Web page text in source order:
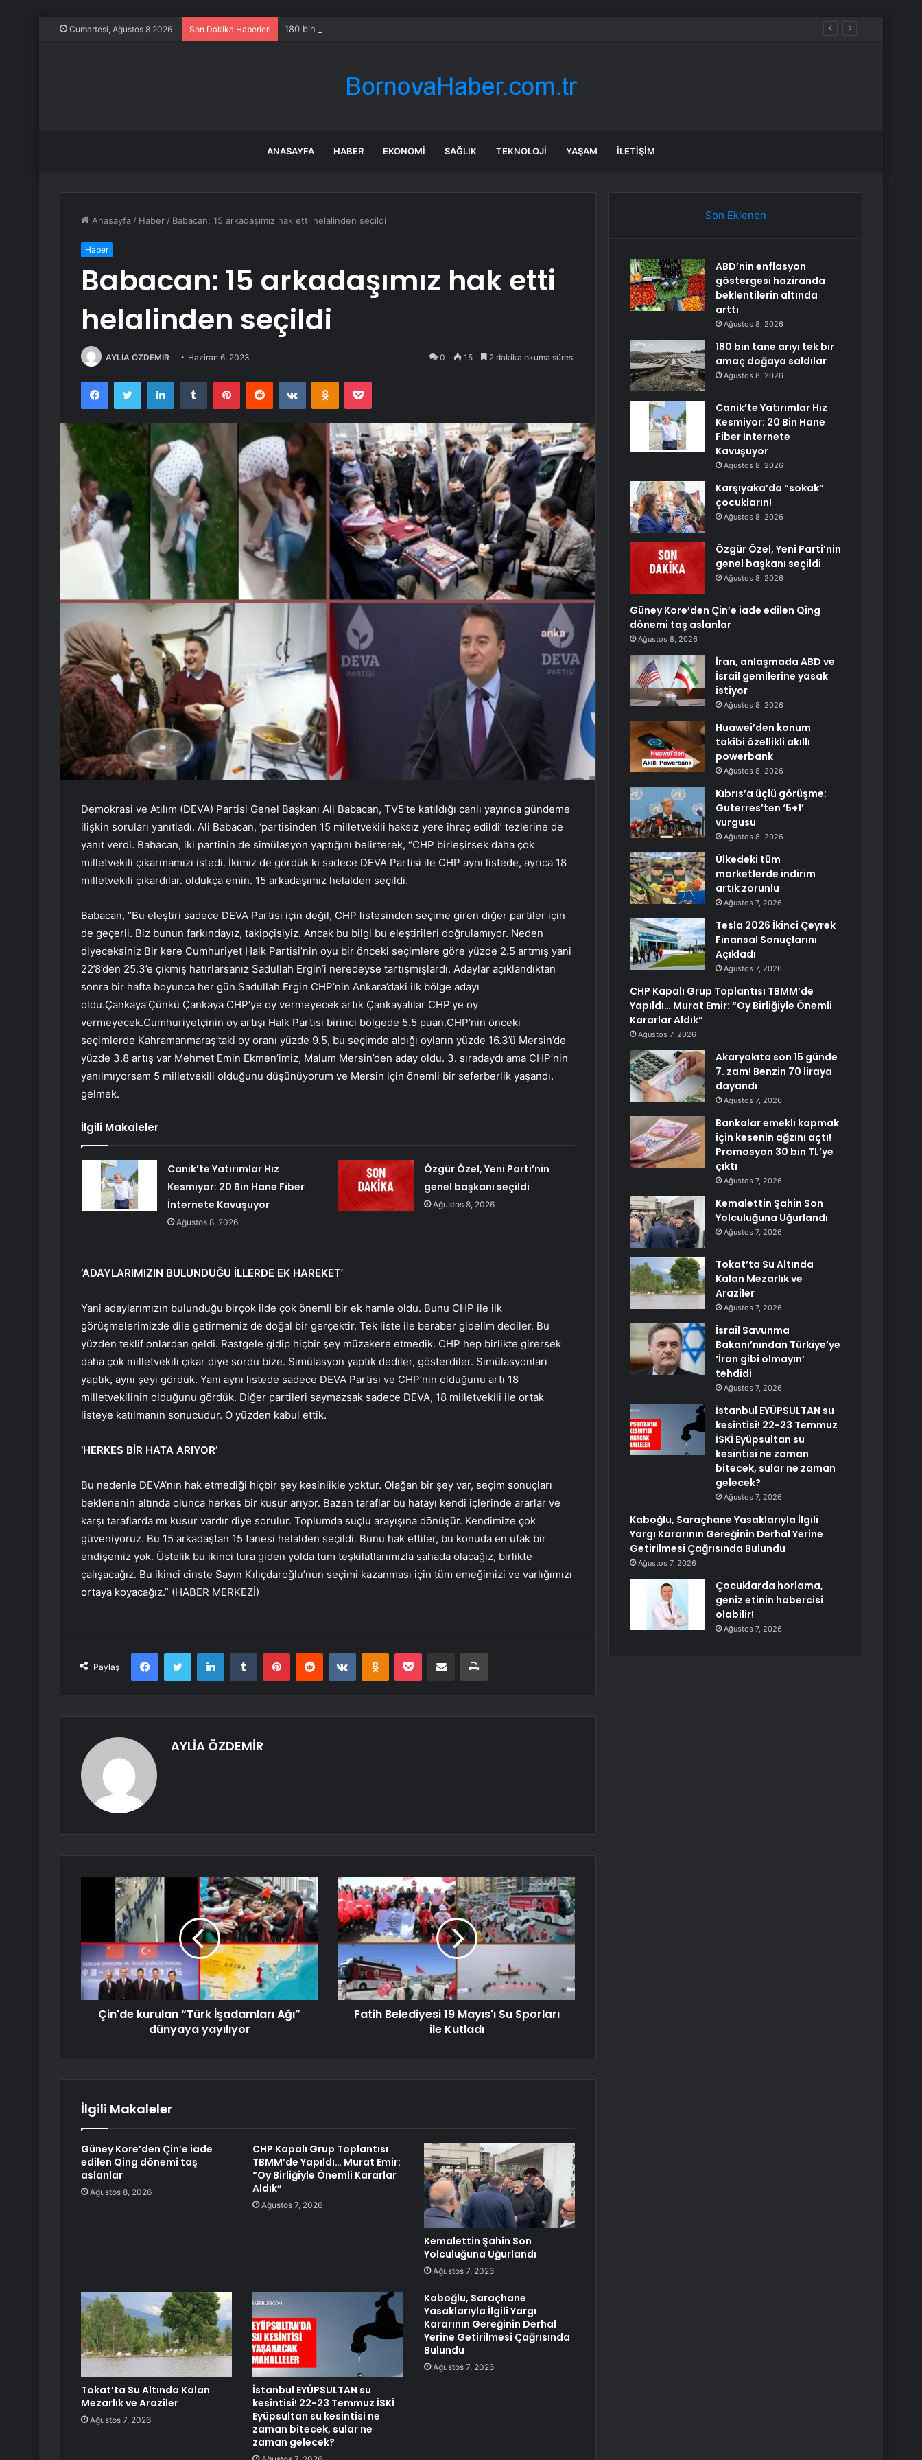
Cumartesi, Ağustos 8 2026 Son Dakika Haberleri 180 bin tane arıyı tek bir amaç doğaya saldılar
ANASAYFA HABER EKONOMI SAĞLIK TEKNOLOJI YAŞAM İLETIŞIM
Anasayfa / Haber / Babacan: 15 arkadaşımız hak etti helalinden seçildi
Haber
Babacan: 15 arkadaşımız hak etti
helalinden seçildi
AYLİA ÖZDEMİR Haziran 6, 2023 0 15 2 dakika okuma süresi
FacebookTwitter LinkedInTumblr PinterestReddit VKontakteOdnoklassniki
Pocket
Demokrasi ve Atılım (DEVA) Partisi Genel Başkanı Ali Babacan, TV5’te katıldığı canlı yayında gündeme
ilişkin soruları yanıtladı. Ali Babacan, ‘partisinden 15 milletvekili haksız yere ihraç edildi’ tezlerine de
yanıt verdi. Babacan, iki partinin de simülasyon yaptığını belirterek, “CHP birleşirsek daha çok
milletvekili çıkarmamızı istedi. İkimiz de gördük ki sadece DEVA Partisi ile CHP aynı listede, ayrıca 18
milletvekili çıkardılar. oldukça emin. 15 arkadaşımız helalden seçildi.
Babacan, “Bu eleştiri sadece DEVA Partisi için değil, CHP listesinden seçime giren diğer partiler için
de geçerli. Biz bunun farkındayız, takipçisiyiz. Ancak bu bilgi bu eleştirileri doğrulamıyor. Neden
diyeceksiniz Bir kere Cumhuriyet Halk Partisi’nin oyu bir önceki seçimlere göre yüzde 2.5 artmış yani
22’8’den 25.3’e çıkmış hatırlarsanız Sadullah Ergin’i neredeyse tartışmışlardı. Adaylar açıklandıktan
sonra bir hafta boyunca her gün.Sadullah Ergin CHP’nin Ankara’daki ilk bölge adayı
oldu.Çankaya’Çünkü Çankaya CHP’ye oy vermeyecek artık Çankayalılar CHP’ye oy
vermeyecek.Cumhuriyetçinin oy artışı Halk Partisi birinci bölgede 5.5 puan.CHP’nin önceki
seçimlerde Kahramanmaraş’taki oy oranı yüzde 9.5, bu seçimde aldığı oyların yüzde 16.3’ü Mersin’de
yüzde 3.8 artış var Mehmet Emin Ekmen’imiz, Malum Mersin’den aday oldu. 3. sıradaydı ama CHP’nin
yanılmıyorsam 5 milletvekili olduğunu düşünüyorum ve Mersin için önemli bir seferberlik yaşandı.
gelmek.
İlgili Makaleler
Canik’te Yatırımlar Hız
Kesmiyor: 20 Bin Hane Fiber
İnternete Kavuşuyor
Ağustos 8, 2026
Özgür Özel, Yeni Parti’nin
genel başkanı seçildi
Ağustos 8, 2026
‘ADAYLARIMIZIN BULUNDUĞU İLLERDE EK HAREKET’
Yani adaylarımızın bulunduğu birçok ilde çok önemli bir ek hamle oldu. Bunu CHP ile ilk
görüşmelerimizde dile getirmemiz de doğal bir gerçektir. Tek liste ile beraber gidelim dediler. Bu
yüzden teklif onlardan geldi. Rastgele gidip hiçbir şey müzakere etmedik. CHP hep birlikte girersek
daha çok milletvekili çıkar diye sordu bize. Simülasyon yaptık dediler, gösterdiler. Simülasyonları
yaptık, aynı şeyi gördük. Yani aynı listede sadece DEVA Partisi ve CHP’nin olduğunu artı 18
milletvekilinin olduğunu gördük. Diğer partileri saymazsak sadece DEVA, 18 milletvekili ile ortak
listeye katılmanın sonucudur. O yüzden kabul ettik.
‘HERKES BİR HATA ARIYOR’
Bu nedenle DEVA’nın hak etmediği hiçbir şey kesinlikle yoktur. Olağan bir şey var, seçim sonuçları
beklenenin altında olunca herkes bir kusur arıyor. Bazen taraflar bu hatayı kendi içlerinde ararlar ve
karşı taraflarda mı kusur vardır diye sorulur. Toplumda suçlu arayışına dönüşür. Kendimize çok
güveniyoruz. Bu 15 arkadaştan 15 tanesi helalden seçildi. Bunu hak ettiler, bu konuda en ufak bir
endişemiz yok. Üstelik bu ikinci tura giden yolda tüm teşkilatlarımızla sahada olacağız, birlikte
çalışacağız. Bu ikinci cinste Sayın Kılıçdaroğlu’nun seçimi kazanması için tüm emeğimizi ve varlığımızı
ortaya koyacağız.” (HABER MERKEZİ)
Paylaş
FacebookTwitter LinkedInTumblr PinterestReddit VKontakteOdnoklassniki
Pocket E-Posta ile paylaş Yazdır
AYLİA ÖZDEMİR
Çin'de kurulan “Türk İşadamları Ağı”
dünyaya yayılıyor
Fatih Belediyesi 19 Mayıs'ı Su Sporları
ile Kutladı
İlgili Makaleler
Güney Kore’den Çin’e iade
edilen Qing dönemi taş
aslanlar
Ağustos 8, 2026
CHP Kapalı Grup Toplantısı
TBMM’de Yapıldı… Murat Emir:
“Oy Birliğiyle Önemli Kararlar
Aldık”
Ağustos 7, 2026
Kemalettin Şahin Son
Yolculuğuna Uğurlandı
Ağustos 7, 2026
Tokat’ta Su Altında Kalan
Mezarlık ve Araziler
Ağustos 7, 2026
İstanbul EYÜPSULTAN su
kesintisi! 22-23 Temmuz İSKİ
Eyüpsultan su kesintisi ne
zaman bitecek, sular ne
zaman gelecek?
Kaboğlu, Saraçhane
Yasaklarıyla İlgili Yargı
Kararının Gereğinin Derhal
Yerine Getirilmesi Çağrısında
Bulundu
Ağustos 7, 2026
Son Eklenen
ABD’nin enflasyon
göstergesi haziranda
beklentilerin altında
arttı
Ağustos 8, 2026
180 bin tane arıyı tek bir
amaç doğaya saldılar
Ağustos 8, 2026
Canik’te Yatırımlar Hız
Kesmiyor: 20 Bin Hane
Fiber İnternete
Kavuşuyor
Ağustos 8, 2026
Karşıyaka’da “sokak”
çocukların!
Ağustos 8, 2026
Özgür Özel, Yeni Parti’nin
genel başkanı seçildi
Ağustos 8, 2026
Güney Kore’den Çin’e iade edilen Qing
dönemi taş aslanlar
Ağustos 8, 2026
İran, anlaşmada ABD ve
İsrail gemilerine yasak
istiyor
Ağustos 8, 2026
Huawei’den konum
takibi özellikli akıllı
powerbank
Ağustos 8, 2026
Kıbrıs’a üçlü görüşme:
Guterres’ten ‘5+1’
vurgusu
Ağustos 8, 2026
Ülkedeki tüm
marketlerde indirim
artık zorunlu
Ağustos 7, 2026
Tesla 2026 İkinci Çeyrek
Finansal Sonuçlarını
Açıkladı
Ağustos 7, 2026
CHP Kapalı Grup Toplantısı TBMM’de
Yapıldı… Murat Emir: “Oy Birliğiyle Önemli
Kararlar Aldık”
Ağustos 7, 2026
Akaryakıta son 15 günde
7. zam! Benzin 70 liraya
dayandı
Ağustos 7, 2026
Bankalar emekli kapmak
için kesenin ağzını açtı!
Promosyon 30 bin TL’ye
çıktı
Ağustos 7, 2026
Kemalettin Şahin Son
Yolculuğuna Uğurlandı
Ağustos 7, 2026
Tokat’ta Su Altında
Kalan Mezarlık ve
Araziler
Ağustos 7, 2026
İsrail Savunma
Bakanı’nından Türkiye’ye
‘İran gibi olmayın’
tehdidi
Ağustos 7, 2026
İstanbul EYÜPSULTAN su
kesintisi! 22-23 Temmuz
İSKİ Eyüpsultan su
kesintisi ne zaman
bitecek, sular ne zaman
gelecek?
Ağustos 7, 2026
Kaboğlu, Saraçhane Yasaklarıyla İlgili
Yargı Kararının Gereğinin Derhal Yerine
Getirilmesi Çağrısında Bulundu
Ağustos 7, 2026
Çocuklarda horlama,
geniz etinin habercisi
olabilir!
Ağustos 7, 2026